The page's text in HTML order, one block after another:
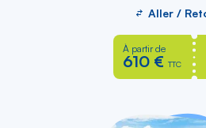
Aller /
À partir de
610 € TTC